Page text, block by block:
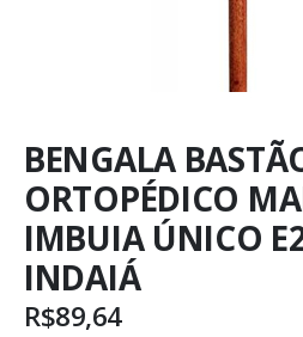
BENGALA
ORTOPÉDICO
IMBUIA ÚNICO
INDAIÁ
R$89,64